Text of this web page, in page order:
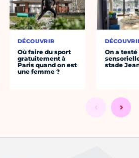
DÉCOUVRIR
Où faire du sport
gratuitement à
Paris quand on est
une femme ?
On a
stade